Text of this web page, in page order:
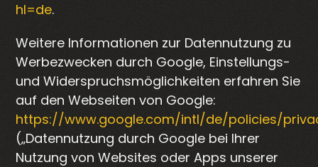
hl=de.
Weitere Informationen zur Datennutzung zu
Werbezwecken durch Google, Einstellungs-
und Widerspruchsmöglichkeiten erfahren Sie
auf den Webseiten von Google:
https://www.google.com/intl/de/policies/
(„Datennutzung durch Google bei Ihrer
Nutzung von Websites oder Apps unserer